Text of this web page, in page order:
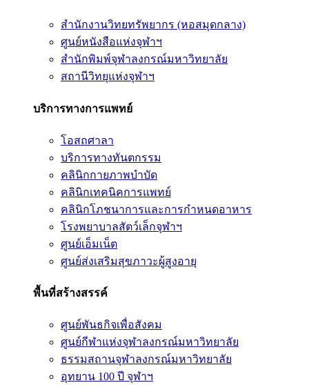
สำนักงานวิทยทรัพยากร (หอสมุดกลาง)
ศูนย์หนังสือแห่งจุฬาฯ
สำนักพิมพ์จุฬาลงกรณ์มหาวิทยาลัย
สถานีวิทยุแห่งจุฬาฯ
บริการทางการแพทย์
โอสถศาลา
บริการทางทันตกรรม
คลินิกกายภาพบำบัด
คลินิกเทคนิคการแพทย์
คลินิกโภชนาการและการกำหนดอาหาร
โรงพยาบาลสัตว์เล็กจุฬาฯ
ศูนย์เอ็มเน็ต
ศูนย์ส่งเสริมสุขภาวะผู้สูงอายุ
พื้นที่สร้างสรรค์
ศูนย์พันธกิจเพื่อสังคม
ศูนย์กีฬาแห่งจุฬาลงกรณ์มหาวิทยาลัย
ธรรมสถานจุฬาลงกรณ์มหาวิทยาลัย
อุทยาน 100 ปี จุฬาฯ